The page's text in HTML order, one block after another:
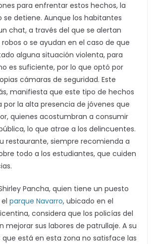
para enfrentar estos hechos, la
se detiene. Aunque los habitantes
chat, a través del que se alertan
robos o se ayudan en el caso de que
alguna situación violenta, para
es suficiente, por lo que optó por
cámaras de seguridad. Este
manifiesta que este tipo de hechos
la alta presencia de jóvenes que
quienes acostumbran a consumir
lo que atrae a los delincuentes.
restaurante, siempre recomienda a
todo a los estudiantes, que cuiden
Pancha, quien tiene un puesto
parque Navarro, ubicado en el
considera que los policías del
mejorar sus labores de patrullaje. A su
que está en esta zona no satisface las